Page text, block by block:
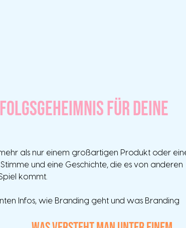
für deine
als nur einem großartigen Produkt oder
und eine Geschichte, die es von anderen
kommt.
Infos, wie Branding geht und was Branding